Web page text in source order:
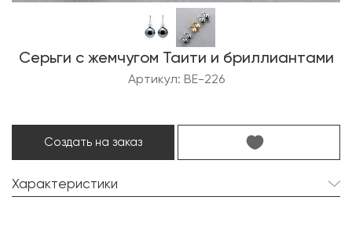
Серьги с жемчугом Таити и бриллиантами
Артикул: BE-226
Создать на заказ
Характеристики